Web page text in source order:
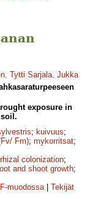
, Tytti Sarjala, Jukka
exposure in
; kuivuus;
Fm); mykorritsat;
colonization;
and shoot growth;
muodossa| Tekijät